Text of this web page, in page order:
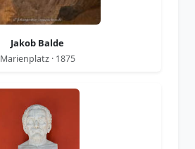
Jakob Balde
Marienplatz · 1875